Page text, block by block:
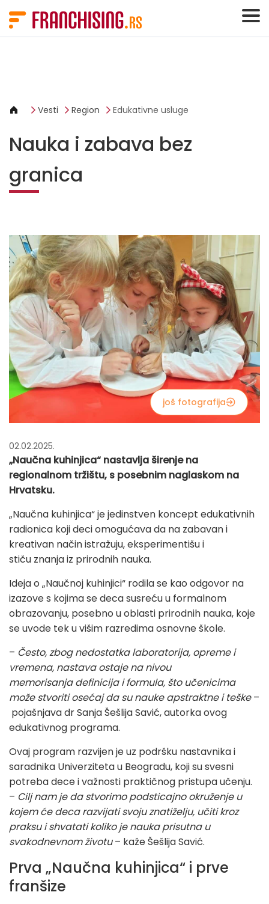
Vesti Region Edukativne usluge
Nauka i zabava bez
granica
još fotografija
02.02.2025.
„Naučna kuhinjica“ nastavlja širenje na
regionalnom tržištu, s posebnim naglaskom na
Hrvatsku.
„Naučna kuhinjica“ je jedinstven koncept edukativnih
radionica koji deci omogućava da na zabavan i
kreativan način istražuju, eksperimentišu i
stiču znanja iz prirodnih nauka.
Ideja o „Naučnoj kuhinjici“ rodila se kao odgovor na
izazove s kojima se deca susreću u formalnom
obrazovanju, posebno u oblasti prirodnih nauka, koje
se uvode tek u višim razredima osnovne škole.
– Često, zbog nedostatka laboratorija, opreme i
vremena, nastava ostaje na nivou
memorisanja definicija i formula, što učenicima
može stvoriti osećaj da su nauke apstraktne i teške–
pojašnjava dr Sanja Šešlija Savić, autorka ovog
edukativnog programa.
Ovaj program razvijen je uz podršku nastavnika i
saradnika Univerziteta u Beogradu, koji su svesni
potreba dece i važnosti praktičnog pristupa učenju.
– Cilj nam je da stvorimo podsticajno okruženje u
kojem će deca razvijati svoju znatiželju, učiti kroz
praksu i shvatati koliko je nauka prisutna u
svakodnevnom životu– kaže Šešlija Savić.
Prva „Naučna kuhinjica“ i prve
franšize